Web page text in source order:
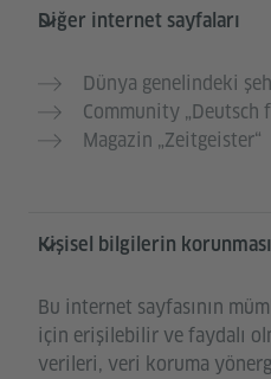
Diğer internet sayfaları
Dünya genelindeki
Community „Deutsch
Magazin „Zeitgeister“
Kişisel bilgilerin
Bu internet sayfasının
için erişilebilir ve faydalı
verileri, veri koruma